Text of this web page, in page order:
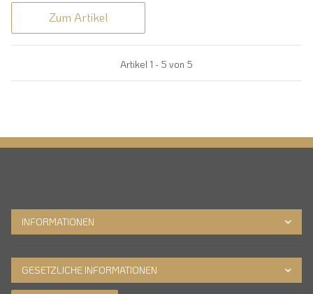
Zum Artikel
Artikel 1 - 5 von 5
INFORMATIONEN
GESETZLICHE INFORMATIONEN